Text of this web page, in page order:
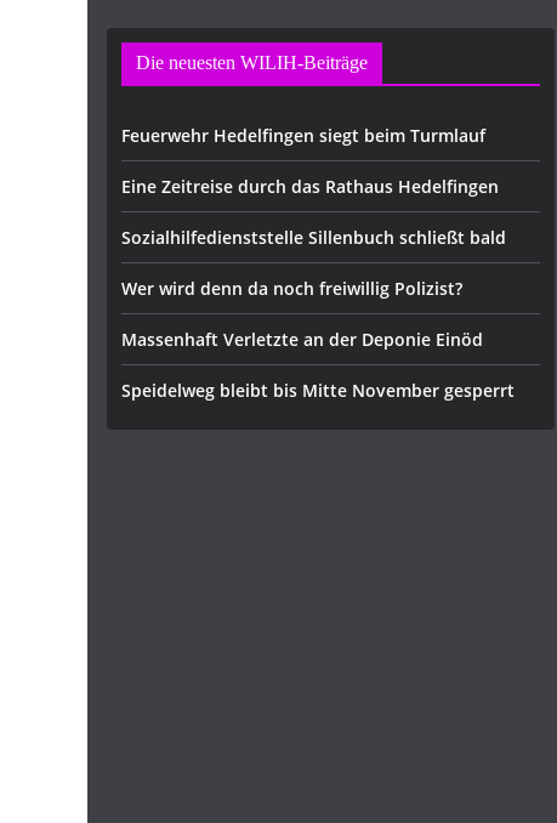
Die neuesten WILIH-Beiträge
Feuerwehr Hedelfingen siegt beim Turmlauf
Eine Zeitreise durch das Rathaus Hedelfingen
Sozialhilfedienststelle Sillenbuch schließt bald
Wer wird denn da noch freiwillig Polizist?
Massenhaft Verletzte an der Deponie Einöd
Speidelweg bleibt bis Mitte November gesperrt